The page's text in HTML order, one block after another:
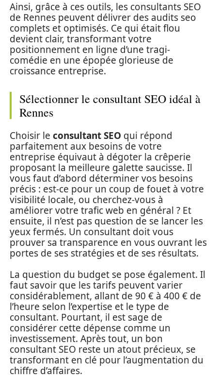
Ainsi, grâce à ces outils, les consultants SEO
de Rennes peuvent délivrer des audits seo
complets et optimisés. Ce qui était flou
devient clair, transformant votre
positionnement en ligne d’une tragi-
comédie en une épopée glorieuse de
croissance entreprise.
Sélectionner le consultant SEO idéal à
Rennes
Choisir le consultant SEO qui répond
parfaitement aux besoins de votre
entreprise équivaut à dégoter la crêperie
proposant la meilleure galette saucisse. Il
vous faut d’abord déterminer vos besoins
précis : est-ce pour un coup de fouet à votre
visibilité locale, ou cherchez-vous à
améliorer votre trafic web en général ? Et
ensuite, il n’est pas question de se lancer les
yeux fermés. Un consultant doit vous
prouver sa transparence en vous ouvrant les
portes de ses stratégies et de ses résultats.
La question du budget se pose également. Il
faut savoir que les tarifs peuvent varier
considérablement, allant de 90 € à 400 € de
l’heure selon l’expertise et le type de
consultant. Pourtant, il est sage de
considérer cette dépense comme un
investissement. Après tout, un bon
consultant SEO reste un atout précieux, se
transformant en clé pour l’augmentation du
chiffre d’affaires.